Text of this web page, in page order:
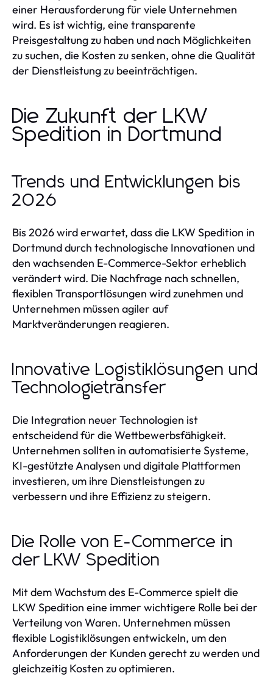
einer Herausforderung für viele Unternehmen
wird. Es ist wichtig, eine transparente
Preisgestaltung zu haben und nach Möglichkeiten
zu suchen, die Kosten zu senken, ohne die Qualität
der Dienstleistung zu beeinträchtigen.
Die Zukunft der LKW
Spedition in Dortmund
Trends und Entwicklungen bis
2026
Bis 2026 wird erwartet, dass die LKW Spedition in
Dortmund durch technologische Innovationen und
den wachsenden E-Commerce-Sektor erheblich
verändert wird. Die Nachfrage nach schnellen,
flexiblen Transportlösungen wird zunehmen und
Unternehmen müssen agiler auf
Marktveränderungen reagieren.
Innovative Logistiklösungen und
Technologietransfer
Die Integration neuer Technologien ist
entscheidend für die Wettbewerbsfähigkeit.
Unternehmen sollten in automatisierte Systeme,
KI-gestützte Analysen und digitale Plattformen
investieren, um ihre Dienstleistungen zu
verbessern und ihre Effizienz zu steigern.
Die Rolle von E-Commerce in
der LKW Spedition
Mit dem Wachstum des E-Commerce spielt die
LKW Spedition eine immer wichtigere Rolle bei der
Verteilung von Waren. Unternehmen müssen
flexible Logistiklösungen entwickeln, um den
Anforderungen der Kunden gerecht zu werden und
gleichzeitig Kosten zu optimieren.